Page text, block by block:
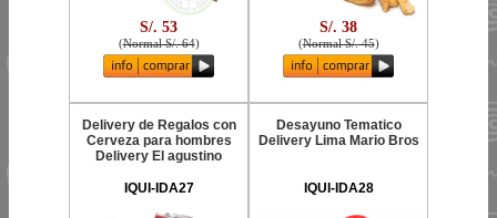
S/. 53
(Normal S/. 64)
S/. 38
(Normal S/. 45)
Delivery de Regalos con
Cerveza para hombres
Delivery El agustino
IQUI-IDA27
Desayuno Tematico
Delivery Lima Mario Bros
IQUI-IDA28